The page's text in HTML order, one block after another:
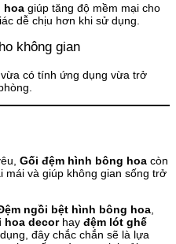
hoa giúp tăng độ mềm mại cho
dễ chịu hơn khi sử dụng.
không gian
có tính ứng dụng vừa trở
Gối đệm hình bông hoa còn
mái và giúp không gian sống trở
ngồi bệt hình bông hoa
hoa decorhay đệm lót ghế
đây chắc chắn sẽ là lựa